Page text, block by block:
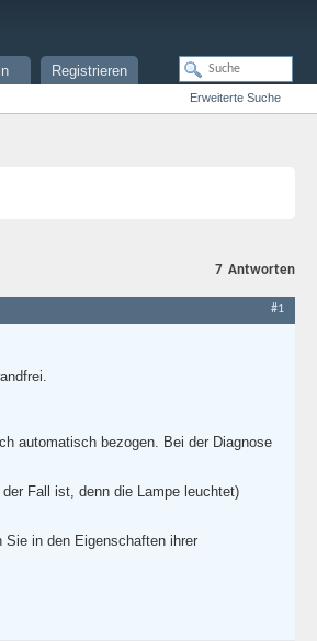
Registrieren
Erweiterte Suche
7 Antworten
#1
automatisch bezogen. Bei der Diagnose
Fall ist, denn die Lampe leuchtet)
Sie in den Eigenschaften ihrer